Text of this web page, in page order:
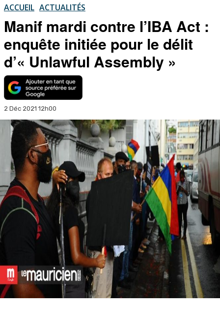
ACCUEIL ACTUALITÉS
Manif mardi contre l’IBA Act :
enquête initiée pour le délit
d’« Unlawful Assembly »
2 Déc 2021 12h00